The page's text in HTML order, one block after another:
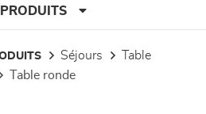
séjours
table
table ronde